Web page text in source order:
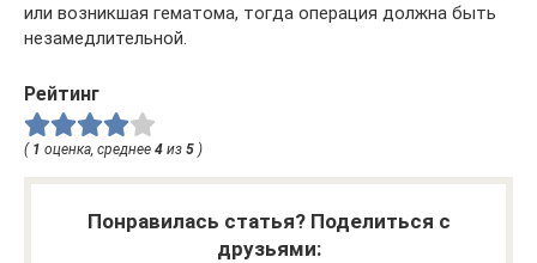
или возникшая гематома, тогда операция должна быть
незамедлительной.
Рейтинг
( 1 оценка, среднее 4 из 5 )
Понравилась статья? Поделиться с
друзьями: